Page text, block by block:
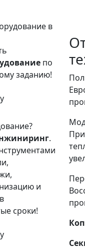
в
по
заданию!
.
и
сроки!